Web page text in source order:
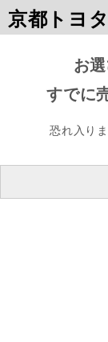
京都トヨ
お
すでに
恐れ入り